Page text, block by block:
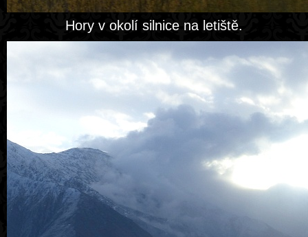
Hory v okolí silnice na letiště.